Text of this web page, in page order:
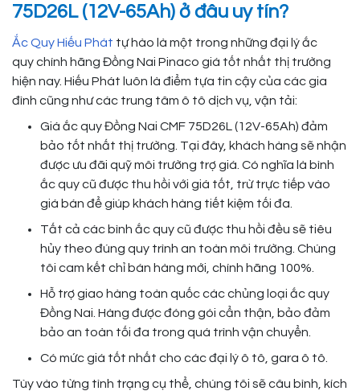
75D26L (12V-65Ah) ở đâu uy tín?
Ắc Quy Hiếu Phát tự hào là một trong những đại lý ắc
quy chính hãng Đồng Nai Pinaco giá tốt nhất thị trường
hiện nay. Hiếu Phát luôn là điểm tựa tin cậy của các gia
đình cũng như các trung tâm ô tô dịch vụ, vận tải:
Giá ắc quy Đồng Nai CMF 75D26L (12V-65Ah) đảm
bảo tốt nhất thị trường. Tại đây, khách hàng sẽ nhận
được ưu đãi quỹ môi trường trợ giá. Có nghĩa là bình
ắc quy cũ được thu hồi với giá tốt, trừ trực tiếp vào
giá bán để giúp khách hàng tiết kiệm tối đa.
Tất cả các bình ắc quy cũ được thu hồi đều sẽ tiêu
hủy theo đúng quy trình an toàn môi trường. Chúng
tôi cam kết chỉ bán hàng mới, chính hãng 100%.
Hỗ trợ giao hàng toàn quốc các chủng loại ắc quy
Đồng Nai. Hàng được đóng gói cẩn thận, bảo đảm
bảo an toàn tối đa trong quá trình vận chuyển.
Có mức giá tốt nhất cho các đại lý ô tô, gara ô tô.
Tùy vào từng tình trạng cụ thể, chúng tôi sẽ câu bình, kích